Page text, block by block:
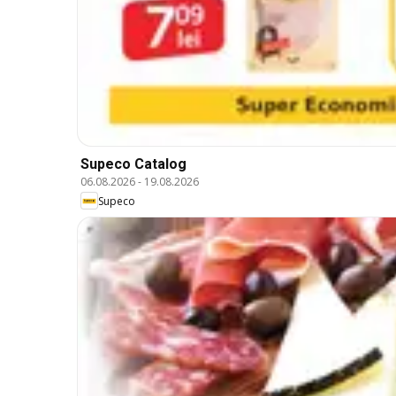
Supeco Catalog
06.08.2026- 19.08.2026
Supeco